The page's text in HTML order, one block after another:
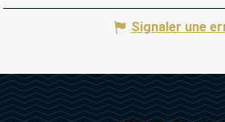
Signaler une